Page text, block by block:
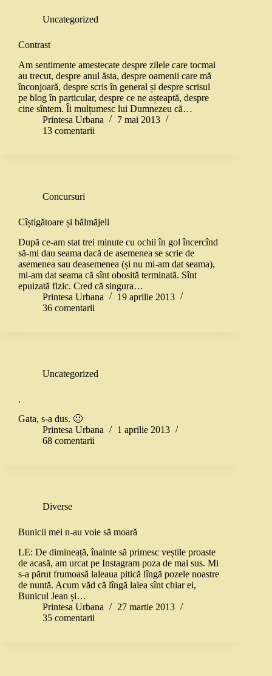
Uncategorized
Contrast
Am sentimente amestecate despre zilele care tocmai
au trecut, despre anul ăsta, despre oamenii care mă
înconjoară, despre scris în general și despre scrisul
pe blog în particular, despre ce ne așteaptă, despre
cine sîntem. Îi mulțumesc lui Dumnezeu că…
Printesa Urbana
7 mai 2013
13 comentarii
Concursuri
Cîștigătoare și bălmăjeli
După ce-am stat trei minute cu ochii în gol încercînd
să-mi dau seama dacă de asemenea se scrie de
asemenea sau deasemenea (și nu mi-am dat seama),
mi-am dat seama că sînt obosită terminată. Sînt
epuizată fizic. Cred că singura…
Printesa Urbana
19 aprilie 2013
36 comentarii
Uncategorized
.
Gata, s-a dus. 🙁
Printesa Urbana
1 aprilie 2013
68 comentarii
Diverse
Bunicii mei n-au voie să moară
LE: De dimineață, înainte să primesc veștile proaste
de acasă, am urcat pe Instagram poza de mai sus. Mi
s-a părut frumoasă laleaua pitică lîngă pozele noastre
de nuntă. Acum văd că lîngă lalea sînt chiar ei,
Bunicul Jean și…
Printesa Urbana
27 martie 2013
35 comentarii